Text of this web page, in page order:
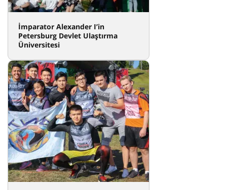
İmparator Alexander I’in
Petersburg Devlet Ulaştırma
Üniversitesi